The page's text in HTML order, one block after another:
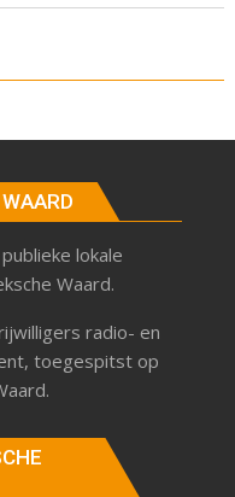
lokale
Waard.
radio- en
toegespitst op